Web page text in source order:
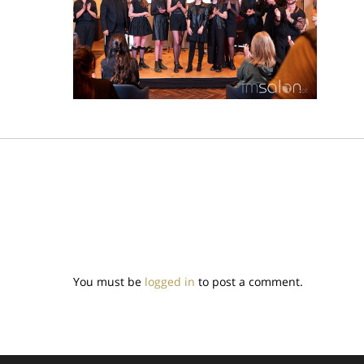
You must be logged in to post a comment.